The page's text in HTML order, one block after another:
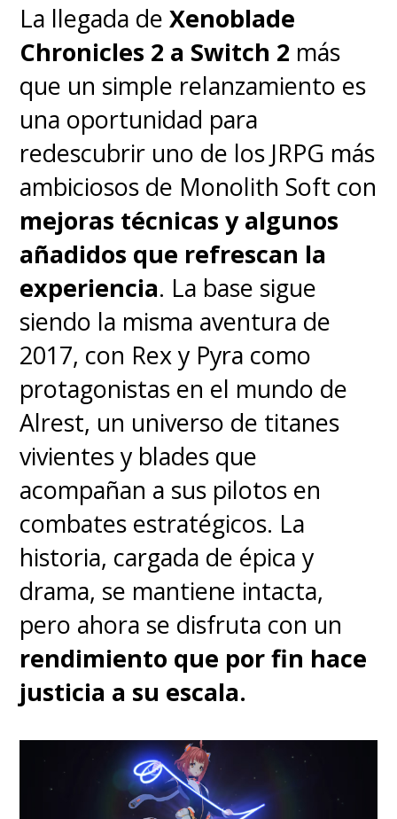
estándar militarMIL-STD-810H
lo que garantiza durabilidad en
condiciones extremas. Así, es un
equipo lindo, liviano, fácil de
tomar y además bien resistente.
Pasamos a una parte polémica
como es el rendimiento y digo
polémica porquehay
bastantes disputas en
relación a si es un gama alta
de tomo y lomo o no, esto por
contar con elSnapdragon 8
Gen 5 como procesador que
no es el más potente del
momentoy es el que incluyen
sus competidores directos como
son el Galaxy S26 Ultra, el
HONOR Magic8 Pro y el Xiaomi
17 Ultra.
Y con eso hay que ser muy
claros para decir que si buscas el
chip más extremo y orientado al
La llegada deXenoblade
Chronicles 2 a Switch 2 más
que un simple relanzamiento es
una oportunidad para
redescubrir uno de los JRPG más
ambiciosos de Monolith Soft con
mejoras técnicas y algunos
añadidos que refrescan la
experiencia. La base sigue
siendo la misma aventura de
2017, con Rex y Pyra como
protagonistas en el mundo de
Alrest, un universo de titanes
vivientes y blades que
acompañan a sus pilotos en
combates estratégicos. La
historia, cargada de épica y
drama, se mantiene intacta,
pero ahora se disfruta con un
rendimiento que por fin hace
justicia a su escala.